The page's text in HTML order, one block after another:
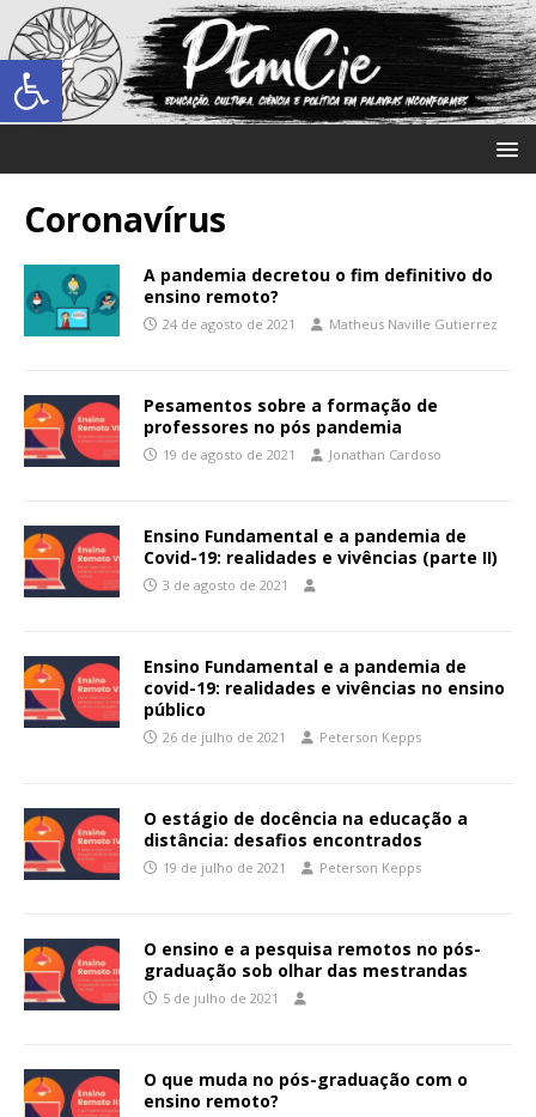
Abrir a barra de ferramentas
Coronavírus
A pandemia decretou o fim definitivo do
ensino remoto?
24 de agosto de 2021 Matheus Naville Gutierrez
Pesamentos sobre a formação de
professores no pós pandemia
19 de agosto de 2021 Jonathan Cardoso
Ensino Fundamental e a pandemia de
Covid-19: realidades e vivências (parte II)
3 de agosto de 2021
Ensino Fundamental e a pandemia de
covid-19: realidades e vivências no ensino
público
26 de julho de 2021 Peterson Kepps
O estágio de docência na educação a
distância: desafios encontrados
19 de julho de 2021 Peterson Kepps
O ensino e a pesquisa remotos no pós-
graduação sob olhar das mestrandas
5 de julho de 2021
O que muda no pós-graduação com o
ensino remoto?